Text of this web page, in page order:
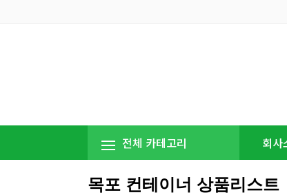
전체 카테고리 회사
목포 컨테이너 상품리스트